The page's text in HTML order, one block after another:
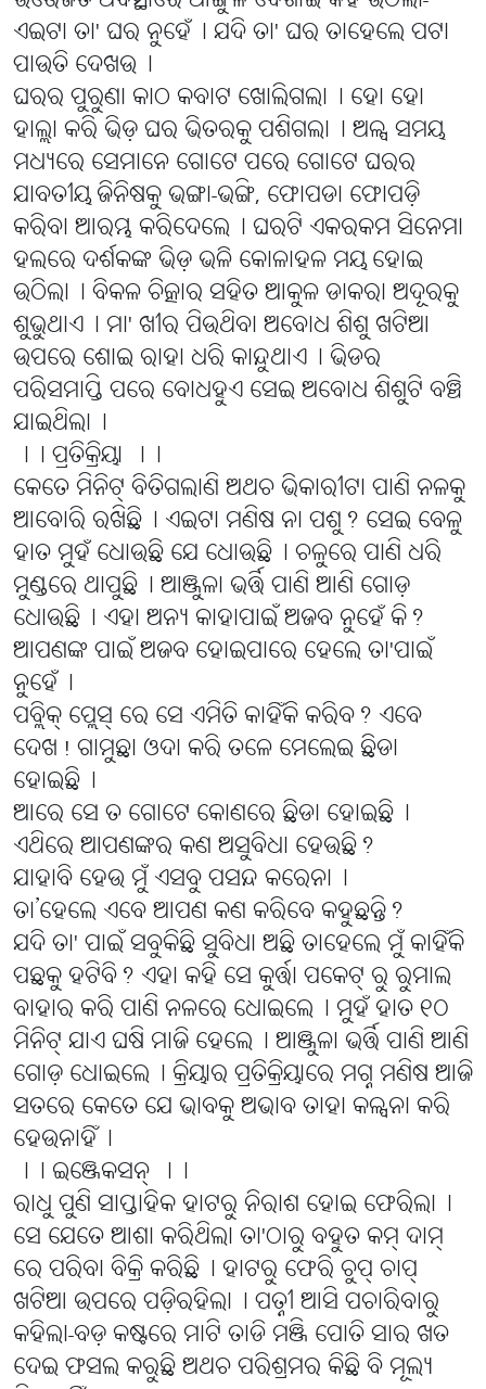
ଏଇଟା ତା' ଘର ନୁହେଁ୤ ଯଦି ତା' ଘର ତାହେଲେ ପଟା
ପାଉତି ଦେଖଉ୤
ଘରର ପୁରୁଣା କାଠ କବାଟ ଖୋଲିଗଲା୤ ହୋ ହୋ
ହାଲ୍ଲା କରି ଭିଡ଼ ଘର ଭିତରକୁ ପଶିଗଲା୤ ଅଳ୍ପ ସମୟ
ମଧ୍ୟରେ ସେମାନେ ଗୋଟେ ପରେ ଗୋଟେ ଘରର
ଯାବତୀୟ ଜିନିଷକୁ ଭଙ୍ଗା-ଭଙ୍ଗି, ଫୋପଡା ଫୋପଡ଼ି
କରିବା ଆରମ୍ଭ କରିଦେଲେ୤ ଘରଟି ଏକରକମ ସିନେମା
ହଲରେ ଦର୍ଶକଙ୍କ ଭିଡ଼ ଭଳି କୋଳାହଳ ମୟ ହୋଇ
ଉଠିଲା୤ ବିକଳ ଚିତ୍କାର ସହିତ ଆକୁଳ ଡାକରା ଅଦୂରକୁ
ଶୁଭୁଥାଏ୤ ମା' ଖୀର ପିଉଥିବା ଅବୋଧ ଶିଶୁ ଖଟିଆ
ଉପରେ ଶୋଇ ରାହା ଧରି କାନ୍ଦୁଥାଏ୤ ଭିଡର
ପରିସମାପ୍ତି ପରେ ବୋଧହୁଏ ସେଇ ଅବୋଧ ଶିଶୁଟି ବଞ୍ଚି
ଯାଇଥିଲା୤
।। ପ୍ରତିକ୍ରିୟା ।।
କେତେ ମିନିଟ୍ ବିତିଗଲାଣି ଅଥଚ ଭିକାରୀଟା ପାଣି ନଳକୁ
ଆବୋରି ରଖିଛି୤ ଏଇଟା ମଣିଷ ନା ପଶୁ? ସେଇ ବେଳୁ
ହାତ ମୁହଁ ଧୋଉଛି ଯେ ଧୋଉଛି୤ ଚଳୁରେ ପାଣି ଧରି
ମୁଣ୍ଡରେ ଥାପୁଛି୤ ଆଞ୍ଜୁଳା ଭର୍ତ୍ତି ପାଣି ଆଣି ଗୋଡ଼
ଧୋଉଛି୤ ଏହା ଅନ୍ୟ କାହାପାଇଁ ଅଜବ ନୁହେଁ କି?
ଆପଣଙ୍କ ପାଇଁ ଅଜବ ହୋଇପାରେ ହେଲେ ତା'ପାଇଁ
ନୁହେଁ୤
ପବ୍ଲିକ୍ ପ୍ଲେସ୍ ରେ ସେ ଏମିତି କାହିଁକି କରିବ? ଏବେ
ଦେଖ! ଗାମୁଛା ଓଦା କରି ତଳେ ମେଲେଇ ଛିଡା
ହୋଇଛି୤
ଆରେ ସେ ତ ଗୋଟେ କୋଣରେ ଛିଡା ହୋଇଛି୤
ଏଥିରେ ଆପଣଙ୍କର କଣ ଅସୁବିଧା ହେଉଛି?
ଯାହାବି ହେଉ ମୁଁ ଏସବୁ ପସନ୍ଦ କରେନା୤
ତା’ହେଲେ ଏବେ ଆପଣ କଣ କରିବେ କହୁଛନ୍ତି?
ଯଦି ତା' ପାଇଁ ସବୁକିଛି ସୁବିଧା ଅଛି ତାହେଲେ ମୁଁ କାହିଁକି
ପଛକୁ ହଟିବି? ଏହା କହି ସେ କୁର୍ତ୍ତା ପକେଟ୍ ରୁ ରୁମାଲ
ବାହାର କରି ପାଣି ନଳରେ ଧୋଇଲେ୤ ମୁହଁ ହାତ ୧୦
ମିନିଟ୍ ଯାଏ ଘଷି ମାଜି ହେଲେ୤ ଆଞ୍ଜୁଳା ଭର୍ତ୍ତି ପାଣି ଆଣି
ଗୋଡ଼ ଧୋଇଲେ୤ କ୍ରିୟାର ପ୍ରତିକ୍ରିୟାରେ ମଗ୍ନ ମଣିଷ ଆଜି
ସତରେ କେତେ ଯେ ଭାବକୁ ଅଭାବ ତାହା କଳ୍ପନା କରି
ହେଉନାହିଁ୤
।। ଇଞ୍ଜେକସନ୍ ।।
ରାଧୁ ପୁଣି ସାପ୍ତାହିକ ହାଟରୁ ନିରାଶ ହୋଇ ଫେରିଲା୤
ସେ ଯେତେ ଆଶା କରିଥିଲା ତା'ଠାରୁ ବହୁତ କମ୍ ଦାମ୍
ରେ ପରିବା ବିକ୍ରି କରିଛି୤ ହାଟରୁ ଫେରି ଚୁପ୍ ଚାପ୍
ଖଟିଆ ଉପରେ ପଡ଼ିରହିଲା୤ ପତ୍ନୀ ଆସି ପଚାରିବାରୁ
କହିଲା-ବଡ଼ କଷ୍ଟରେ ମାଟି ତାଡି ମଞ୍ଜି ପୋତି ସାର ଖତ
ଦେଇ ଫସଲ କରୁଛି ଅଥଚ ପରିଶ୍ରମର କିଛି ବି ମୂଲ୍ୟ